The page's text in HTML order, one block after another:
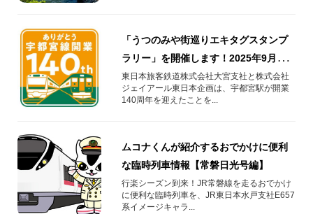
「うつのみや街巡りエキタグスタンプ
ラリー」を開催します！2025年9月1日
(月）～2025年10月13日(月・祝)
東日本旅客鉄道株式会社大宮支社と株式会社
ジェイアール東日本企画は、宇都宮駅が開業
140周年を迎えたことを...
ムコナくんが紹介するおでかけに便利
な臨時列車情報【常磐日光号編】
行楽シーズン到来！JR常磐線を走るおでかけ
に便利な臨時列車を、JR東日本水戸支社E657
系イメージキャラ...